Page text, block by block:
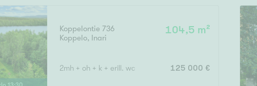
Hissi
Koppelontie 736
Koppelo, Inari
104,5 m²
2mh + oh + k + erill. wc + kph + s 125 000 €